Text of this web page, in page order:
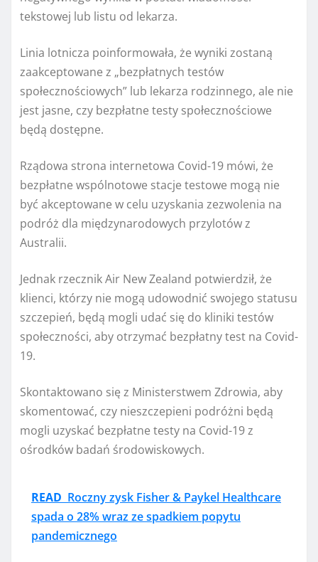
tekstowej lub listu od lekarza.
Linia lotnicza poinformowała, że ​​wyniki zostaną
zaakceptowane z „bezpłatnych testów
społecznościowych” lub lekarza rodzinnego, ale nie
jest jasne, czy bezpłatne testy społecznościowe
będą dostępne.
Rządowa strona internetowa Covid-19 mówi, że
bezpłatne wspólnotowe stacje testowe mogą nie
być akceptowane w celu uzyskania zezwolenia na
podróż dla międzynarodowych przylotów z
Australii.
Jednak rzecznik Air New Zealand potwierdził, że
klienci, którzy nie mogą udowodnić swojego statusu
szczepień, będą mogli udać się do kliniki testów
społeczności, aby otrzymać bezpłatny test na Covid-
19.
Skontaktowano się z Ministerstwem Zdrowia, aby
skomentować, czy nieszczepieni podróżni będą
mogli uzyskać bezpłatne testy na Covid-19 z
ośrodków badań środowiskowych.
READ Roczny zysk Fisher & Paykel Healthcare
spada o 28% wraz ze spadkiem popytu
pandemicznego